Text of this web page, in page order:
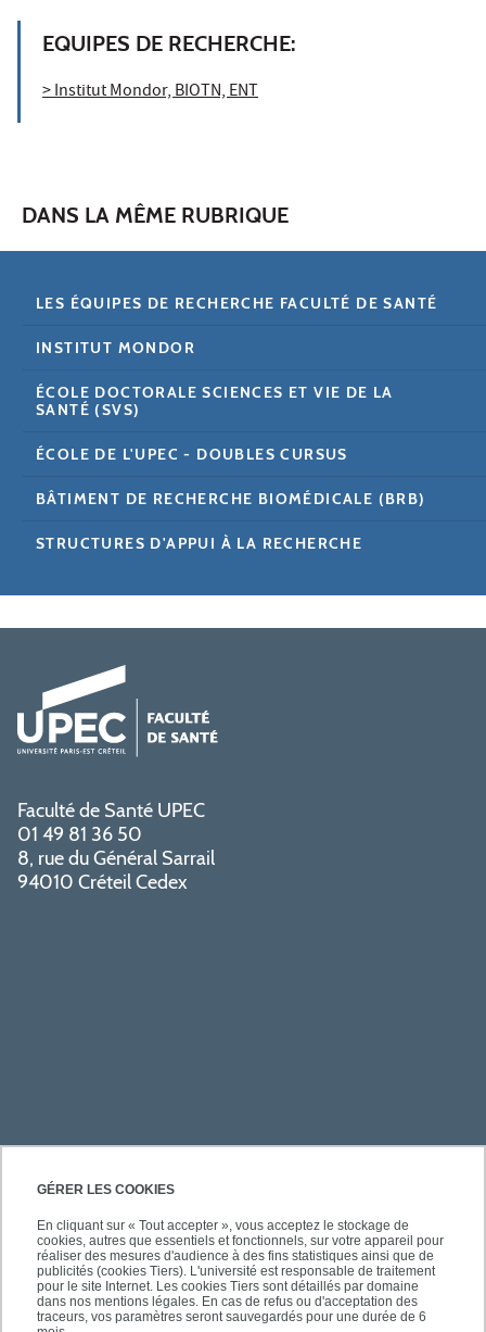
GÉRER LES COOKIES
En cliquant sur « Tout accepter », vous acceptez le stockage de
cookies, autres que essentiels et fonctionnels, sur votre appareil pour
réaliser des mesures d'audience à des fins statistiques ainsi que de
publicités (cookies Tiers). L'université est responsable de traitement
pour le site Internet. Les cookies Tiers sont détaillés par domaine
dans nos mentions légales. En cas de refus ou d'acceptation des
traceurs, vos paramètres seront sauvegardés pour une durée de 6
EQUIPES DE RECHERCHE:
> Institut Mondor, BIOTN, ENT
DANS LA MÊME RUBRIQUE
LES ÉQUIPES DE RECHERCHE FACULTÉ DE SANTÉ
INSTITUT MONDOR
ÉCOLE DOCTORALE SCIENCES ET VIE DE LA
SANTÉ (SVS)
ÉCOLE DE L'UPEC - DOUBLES CURSUS
BÂTIMENT DE RECHERCHE BIOMÉDICALE (BRB)
STRUCTURES D'APPUI À LA RECHERCHE
Faculté de Santé UPEC
01 49 81 36 50
8, rue du Général Sarrail
94010 Créteil Cedex
PRATIQUE
ACCÈS RAPIDES